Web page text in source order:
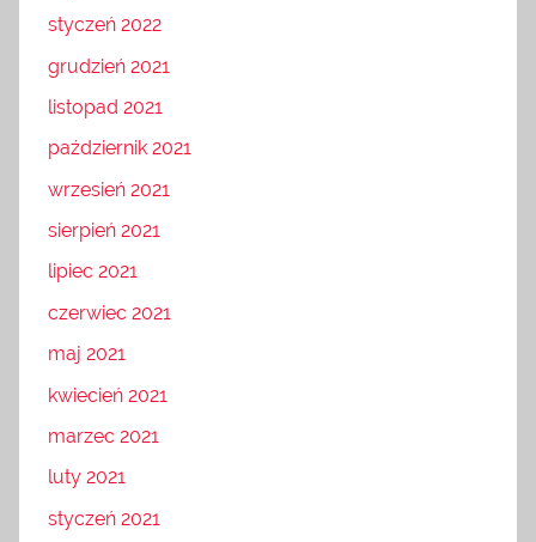
styczeń 2022
grudzień 2021
listopad 2021
październik 2021
wrzesień 2021
sierpień 2021
lipiec 2021
czerwiec 2021
maj 2021
kwiecień 2021
marzec 2021
luty 2021
styczeń 2021